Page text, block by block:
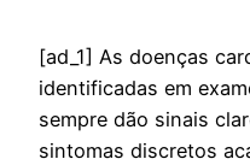
[ad_1] As doenças
identificadas em
sempre dão sinais
sintomas discretos